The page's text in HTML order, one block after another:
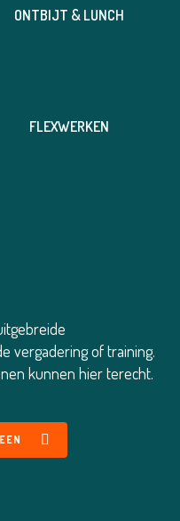
ONTBIJT & LUNCH
FLEXWERKEN
vergadering of training.
kunnen hier terecht.